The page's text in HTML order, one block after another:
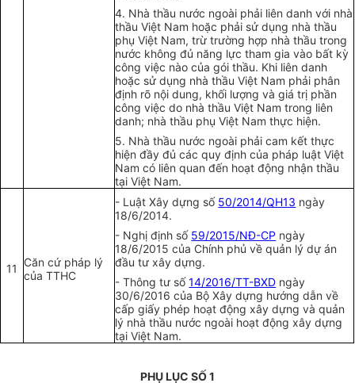
4. Nhà thầu nước ngoài phải liên danh với nhà
thầu Việt Nam hoặc phải sử dụng nhà thầu
phụ Việt Nam, trừ trường hợp nhà thầu trong
nước không đủ năng lực tham gia vào bất kỳ
công việc nào của gói thầu. Khi liên danh
hoặc sử dụng nhà thầu Việt Nam phải phân
định rõ nội dung, khối lượng và giá trị phần
công việc do nhà thầu Việt Nam trong liên
danh; nhà thầu phụ Việt Nam thực hiện.
5. Nhà thầu nước ngoài phải cam kết thực
hiện đầy đủ các quy định của pháp luật Việt
Nam có liên quan đến hoạt động nhận thầu
tại Việt Nam.
11
Căn cứ pháp lý
của TTHC
- Luật Xây dựng số 50/2014/QH13 ngày
18/6/2014.
- Nghị định số 59/2015/NĐ-CP ngày
18/6/2015 của Chính phủ về quản lý dự án
đầu tư xây dựng.
- Thông tư số14/2016/TT-BXD ngày
30/6/2016 của Bộ Xây dựng hướng dẫn về
cấp giấy phép hoạt động xây dựng và quản
lý nhà thầu nước ngoài hoạt động xây dựng
tại Việt Nam.
PHỤ LỤC SỐ 1